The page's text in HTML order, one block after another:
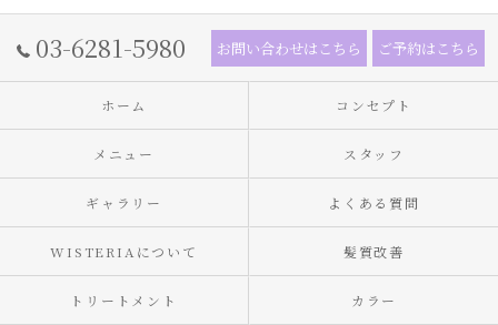
03-6281-5980 お問い合わせはこちら ご予約はこちら
ホーム コンセプト
メニュー スタッフ
ギャラリー よくある質問
WISTERIAについて 髪質改善
トリートメント カラー